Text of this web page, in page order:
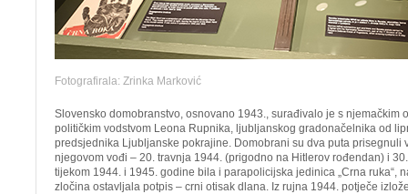
Fotografirala: Zrinka Marković
Slovensko domobranstvo, osnovano 1943., surađivalo je s njemačkim
političkim vodstvom Leona Rupnika, ljubljanskog gradonačelnika od
predsjednika Ljubljanske pokrajine. Domobrani su dva puta prisegnuli
njegovom vođi – 20. travnja 1944. (prigodno na Hitlerov rođendan) i
tijekom 1944. i 1945. godine bila i parapolicijska jedinica „Crna ruka“,
zločina ostavljala potpis – crni otisak dlana. Iz rujna 1944. potječe